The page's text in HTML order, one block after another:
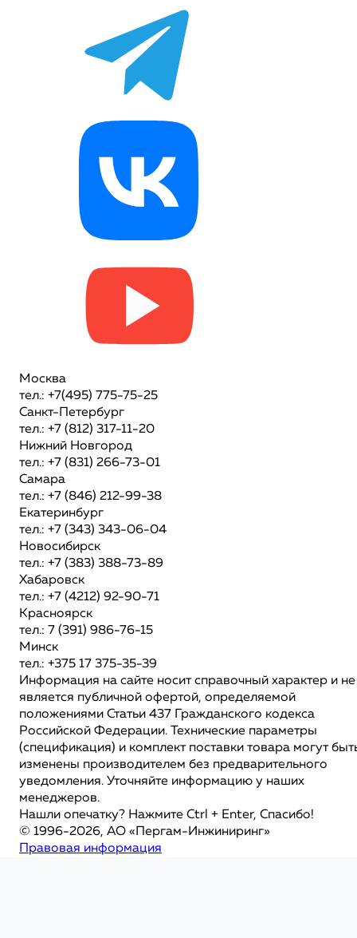
Москва
тел.: +7(495) 775-75-25
Санкт-Петербург
тел.: +7 (812) 317-11-20
Нижний Новгород
тел.: +7 (831) 266-73-01
Самара
тел.: +7 (846) 212-99-38
Екатеринбург
тел.: +7 (343) 343-06-04
Новосибирск
тел.: +7 (383) 388-73-89
Хабаровск
тел.: +7 (4212) 92-90-71
Красноярск
тел.: 7 (391) 986-76-15
Минск
тел.: +375 17 375-35-39
Информация на сайте носит справочный характер и не
является публичной офертой, определяемой
положениями Статьи 437 Гражданского кодекса
Российской Федерации. Технические параметры
(спецификация) и комплект поставки товара могут
изменены производителем без предварительного
уведомления. Уточняйте информацию у наших
менеджеров.
Нашли опечатку? Нажмите Ctrl + Enter, Спасибо!
© 1996-2026, АО «Пергам-Инжиниринг»
Правовая информация